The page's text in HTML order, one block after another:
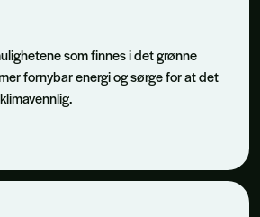
som finnes i det grønne
fornybar energi og sørge for at det